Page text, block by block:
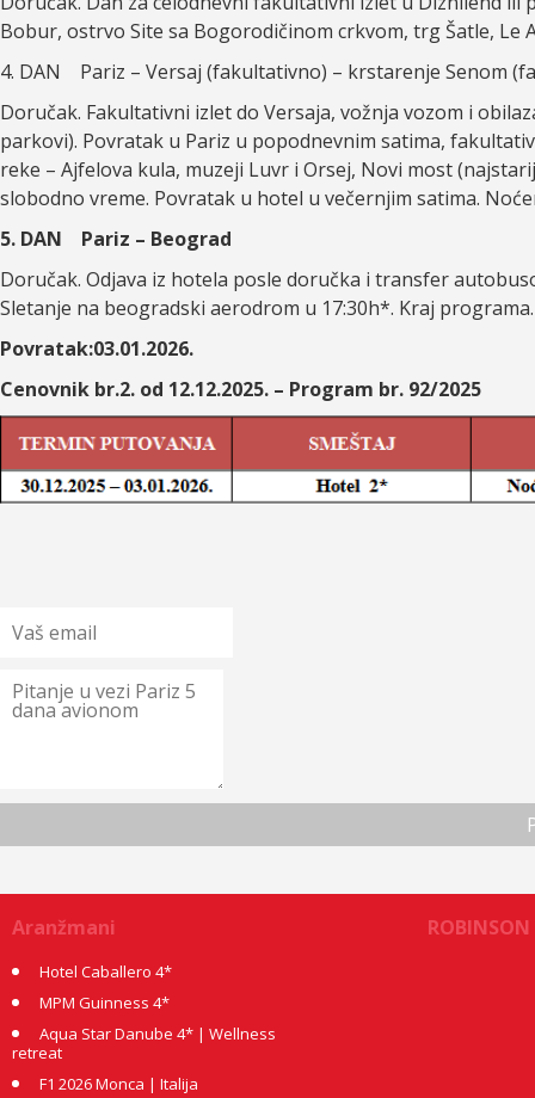
Bobur, ostrvo Site sa Bogorodičinom crkvom, trg Šatle, Le
4. DAN Pariz – Versaj (fakultativno) – krstarenje Senom
Doručak. Fakultativni izlet do Versaja, vožnja vozom i
parkovi). Povratak u Pariz u popodnevnim satima,
reke – Ajfelova kula, muzeji Luvr i Orsej, Novi most
slobodno vreme. Povratak u hotel u večernjim satima.
5. DAN Pariz – Beograd
Doručak. Odjava iz hotela posle doručka i transfer
Sletanje na beogradski aerodrom u 17:30h*. Kraj programa.
Povratak:03.01.2026.
Cenovnik br.2. od 12.12.2025. – Program br. 92/2025
Aranžmani
Hotel Caballero 4*
MPM Guinness 4*
Aqua Star Danube 4* | Wellness
retreat
F1 2026 Monca | Italija
ROBINSON